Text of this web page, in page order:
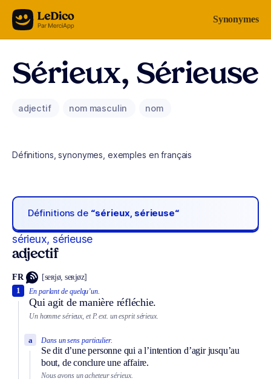
Aller au contenu Synonymes
Sérieux, Sérieuse
adjectif nom masculin nom
Définitions, synonymes, exemples en français
Définitions de “sérieux, sérieuse“
sérieux, sérieuse
adjectif
FR [seʀjø, seʀjøz]
En parlant de quelqu’un.
Qui agit de manière réfléchie.
1
Un homme sérieux, et P. ext. un esprit sérieux.
Dans un sens particulier.
Se dit d’une personne qui a l’intention d’agir jusqu’au
bout, de conclure une affaire.
a
Nous avons un acheteur sérieux.